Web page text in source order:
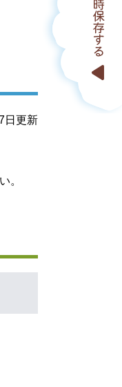
日更新
。